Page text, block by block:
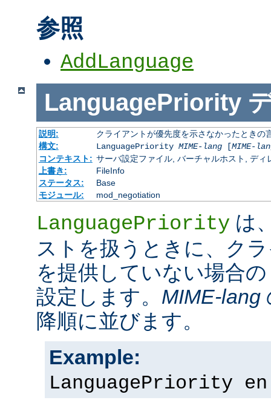
参照
AddLanguage
LanguagePriority
説明:
クライアントが優先度を示さなかったときの
構文:
LanguagePriority MIME-lang[MIME-
コンテキスト: サーバ設定ファイル, バーチャルホスト, ディ
上書き:
FileInfo
ステータス:
Base
モジュール:
mod_negotiation
LanguagePriority は
ストを扱うときに、ク
を提供していない場合
設定します。 MIME-lang
降順に並びます。
Example:
LanguagePriority